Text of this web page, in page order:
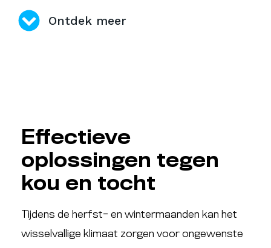
Ontdek meer
Effectieve
oplossingen tegen
kou en tocht
Tijdens de herfst- en wintermaanden kan het
wisselvallige klimaat zorgen voor ongewenste